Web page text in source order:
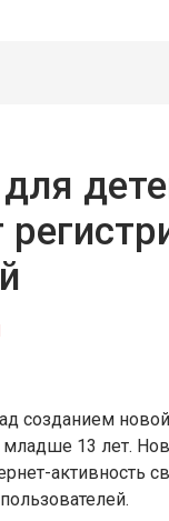
для
созданием
13 лет.
активность